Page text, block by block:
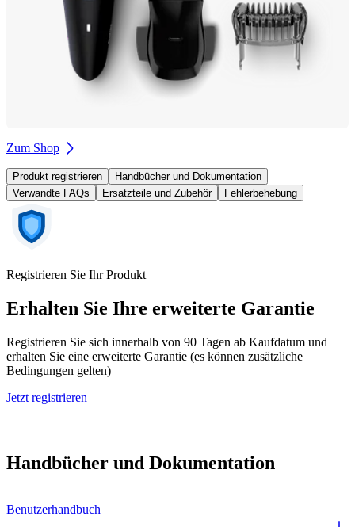
Zum Shop
Produkt registrieren
Handbücher und Dokumentation
Verwandte FAQs
Ersatzteile und Zubehör Fehlerbehebung
Registrieren Sie Ihr Produkt
Erhalten Sie Ihre erweiterte Garantie
Registrieren Sie sich innerhalb von 90 Tagen ab Kaufdatum und
erhalten Sie eine erweiterte Garantie (es können zusätzliche
Bedingungen gelten)
Jetzt registrieren
Handbücher und Dokumentation
Benutzerhandbuch